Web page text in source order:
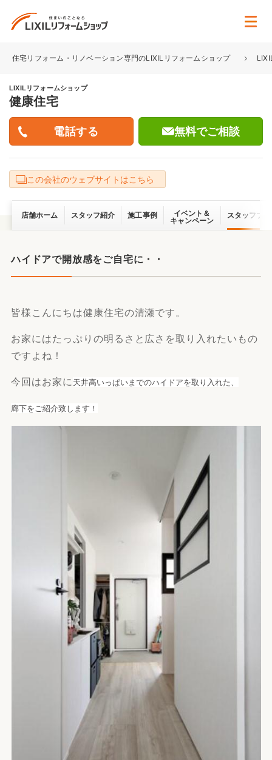
住宅リフォーム・リノベーション専門のLIXILリフォームショップ
LIXILリフォームショップ
健康住宅
無料でご相談
この会社のウェブサイトはこちら
店舗ホーム スタッフ紹介 施工事例
イベント＆
キャンペーン
スタッフブ
ハイドアで開放感をご自宅に・・
皆様こんにちは健康住宅の清瀬です。
お家にはたっぷりの明るさと広さを取り入れたいもの
ですよね！
今回はお家に 天井高いっぱいまでのハイドアを取り入れた、
廊下をご紹介致します！